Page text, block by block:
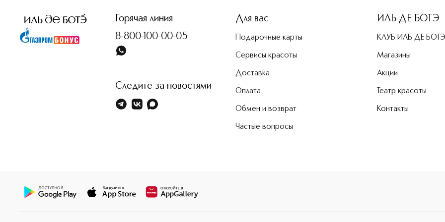
Горячая линия
8-800-100-00-05
Следите за новостями
Для вас
Подарочные карты
Сервисы красоты
Доставка
Оплата
Обмен и возврат
Частые вопросы
ИЛЬ ДЕ БОТЭ
КЛУБ ИЛЬ ДЕ БОТЭ
Магазины
Акции
Театр красоты
Контакты